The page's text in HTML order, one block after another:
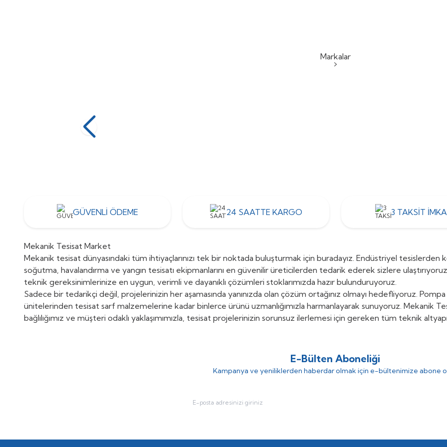
Markalar
GÜVENLİ ÖDEME 24 SAATTE KARGO 3 TAKSİT
Mekanik Tesisat Market
Mekanik tesisat dünyasındaki tüm ihtiyaçlarınızı tek bir noktada buluşturmak için buradayız. Endüstriyel
soğutma, havalandırma ve yangın tesisatı ekipmanlarını en güvenilir üreticilerden tedarik ederek sizlere
teknik gereksinimlerinize en uygun, verimli ve dayanıklı çözümleri stoklarımızda hazır bulunduruyoruz.
Sadece bir tedarikçi değil, projelerinizin her aşamasında yanınızda olan çözüm ortağınız olmayı hedefliyoruz.
ünitelerinden tesisat sarf malzemelerine kadar binlerce ürünü uzmanlığımızla harmanlayarak sunuyoruz. Mekanik
bağlılığımız ve müşteri odaklı yaklaşımımızla, tesisat projelerinizin sorunsuz ilerlemesi için gereken tüm teknik
E-Bülten Aboneliği
Kampanya ve yeniliklerden haberdar olmak için e-bültenimize abone